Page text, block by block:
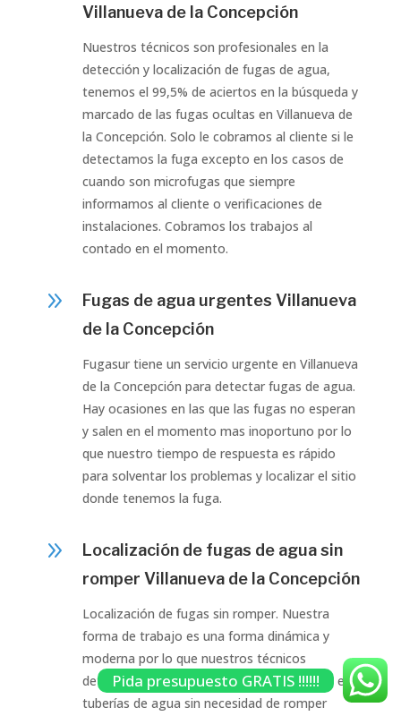
Villanueva de la Concepción
Nuestros técnicos son profesionales en la
detección y localización de fugas de agua,
tenemos el 99,5% de aciertos en la búsqueda y
marcado de las fugas ocultas en Villanueva de
la Concepción. Solo le cobramos al cliente si le
detectamos la fuga excepto en los casos de
cuando son microfugas que siempre
informamos al cliente o verificaciones de
instalaciones. Cobramos los trabajos al
contado en el momento.
9
Fugas de agua urgentes Villanueva
de la Concepción
Fugasur tiene un servicio urgente en Villanueva
de la Concepción para detectar fugas de agua.
Hay ocasiones en las que las fugas no esperan
y salen en el momento mas inoportuno por lo
que nuestro tiempo de respuesta es rápido
para solventar los problemas y localizar el sitio
donde tenemos la fuga.
9
Localización de fugas de agua sin
romper Villanueva de la Concepción
Localización de fugas sin romper. Nuestra
forma de trabajo es una forma dinámica y
moderna por lo que nuestros técnicos
detectan y localizan el origen del problema en
tuberías de agua sin necesidad de romper
Pida presupuesto GRATIS !!!!!!